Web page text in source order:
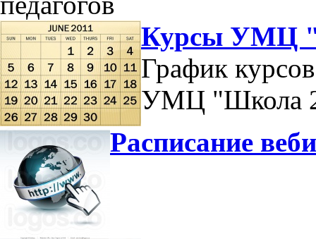
Курсы УМЦ
График
УМЦ "Школа
Расписание